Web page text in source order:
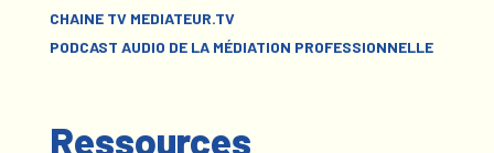
CHAINE TV MEDIATEUR.TV
PODCAST AUDIO DE LA MÉDIATION PROFESSIONNELLE
Ressources